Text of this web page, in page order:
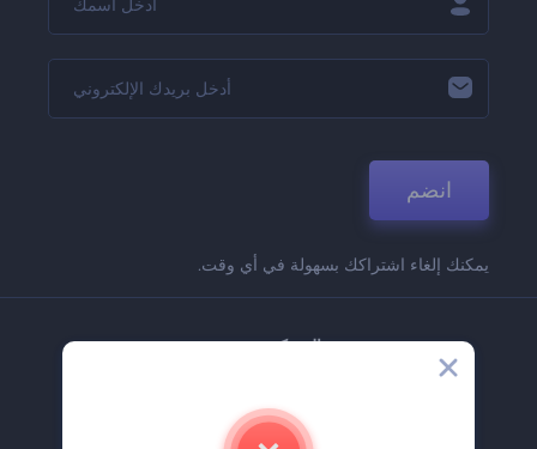
انضم
يمكنك إلغاء اشتراكك بسهولة في أي وقت.
الشركة
اتصل بنا